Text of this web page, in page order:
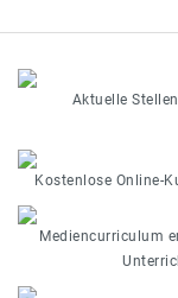
Aktuelle
Kostenlose Online-
Mediencurriculum